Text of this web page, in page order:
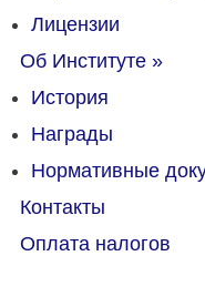
Лицензии
Об Институте »
История
Награды
Нормативные
Контакты
Оплата налогов